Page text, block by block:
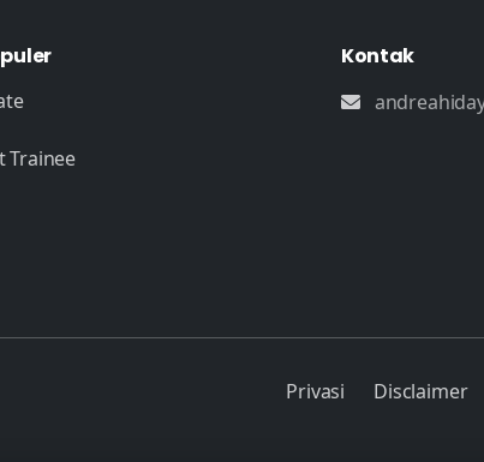
Trainee
Kontak
Privasi Disclaimer